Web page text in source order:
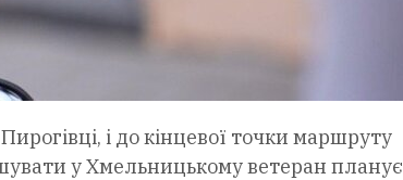
і до кінцевої точки маршруту
у Хмельницькому ветеран планує